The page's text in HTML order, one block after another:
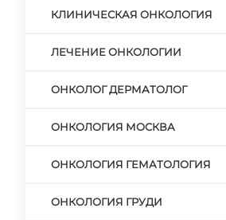
КЛИНИЧЕСКАЯ ОНКОЛОГИЯ
ЛЕЧЕНИЕ ОНКОЛОГИИ
ОНКОЛОГ ДЕРМАТОЛОГ
ОНКОЛОГИЯ МОСКВА
ОНКОЛОГИЯ ГЕМАТОЛОГИЯ
ОНКОЛОГИЯ ГРУДИ